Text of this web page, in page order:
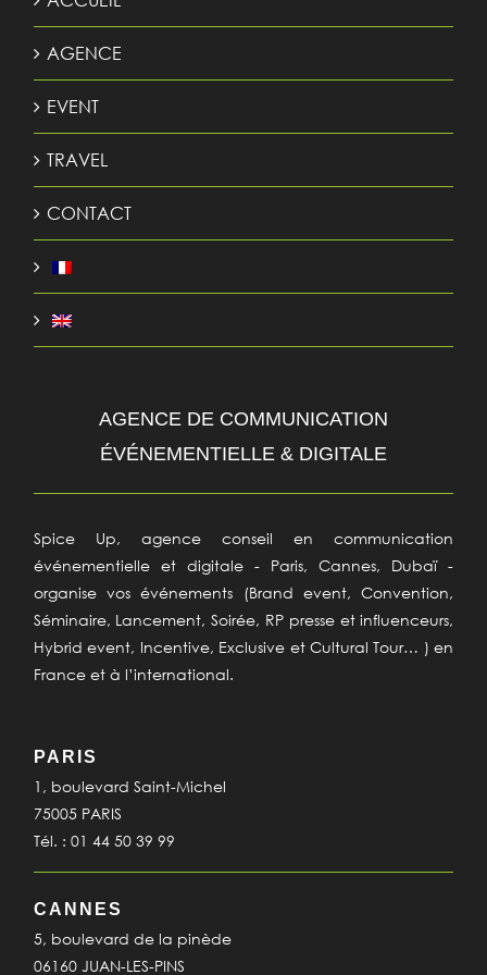
AGENCE
EVENT
TRAVEL
CONTACT
AGENCE DE COMMUNICATION
ÉVÉNEMENTIELLE & DIGITALE
Spice Up, agence conseil en communication
événementielle et digitale - Paris, Cannes, Dubaï -
organise vos événements (Brand event, Convention,
Séminaire, Lancement, Soirée, RP presse et influenceurs,
Hybrid event, Incentive, Exclusive et Cultural Tour… ) en
France et à l’international.
PARIS
1, boulevard Saint-Michel
75005 PARIS
Tél. : 01 44 50 39 99
CANNES
5, boulevard de la pinède
06160 JUAN-LES-PINS